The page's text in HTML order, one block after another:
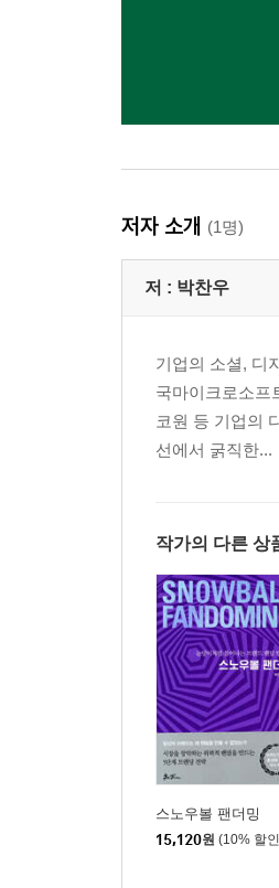
양날의 검
요청 전 먼저 준비할
분명한 목적을 설정하
어떤 리뷰를 원하는
리뷰어를 정의하라
준비하고 제공하면
리뷰의 요청은 구체
리뷰를 활용 목적에
리뷰를 읽는 목적에
개인의 스토리를 유도
다양한 사용 가치를
리뷰의 요청은 다양
한 장의 사진만으로
‘새로운 시각’의 다양
저자 소개 (1명)
저 : 박찬우
기업의 소셜, 디
국마이크로소프
코원 등 기업의
선에서 굵직한...
작가의 다른 상
스노우볼 팬더밍
15,120원 (10% 할